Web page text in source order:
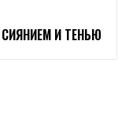
И ТЕНЬЮ